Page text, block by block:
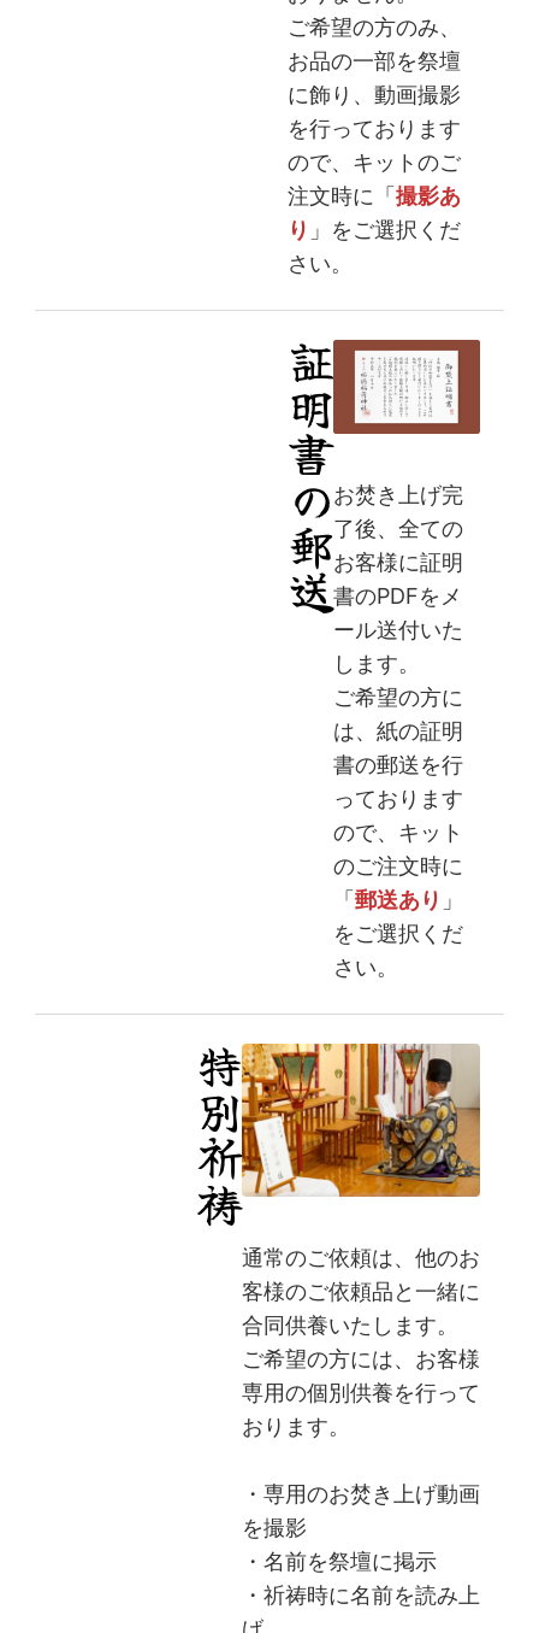
ご希望の方のみ、
お品の一部を祭壇
に飾り、動画撮影
を行っております
ので、キットのご
注文時に「撮影あ
り 」をご選択くだ
さい。
証明書の郵送お焚き上げ完
了後、全ての
お客様に証明
書のPDFをメ
ール送付いた
します。
ご希望の方に
は、紙の証明
書の郵送を行
っております
ので、キット
のご注文時に
「 郵送あり 」
をご選択くだ
さい。
特別祈祷
通常のご依頼は、他のお
客様のご依頼品と一緒に
合同供養いたします。
ご希望の方には、お客様
専用の個別供養を行って
おります。
・専用のお焚き上げ動画
を撮影
・名前を祭壇に掲示
・祈祷時に名前を読み上